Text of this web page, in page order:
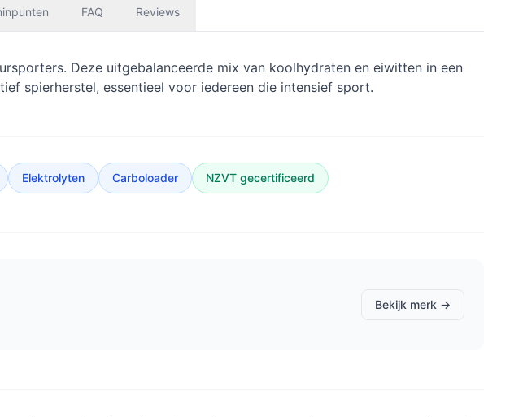
FAQ Reviews
Deze uitgebalanceerde mix van koolhydraten en eiwitten in een
spierherstel, essentieel voor iedereen die intensief sport.
Elektrolyten Carboloader NZVT gecertificeerd
Bekijk merk →